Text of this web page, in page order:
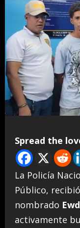
Spread the
La Policía
Público,
nombrado
activamente